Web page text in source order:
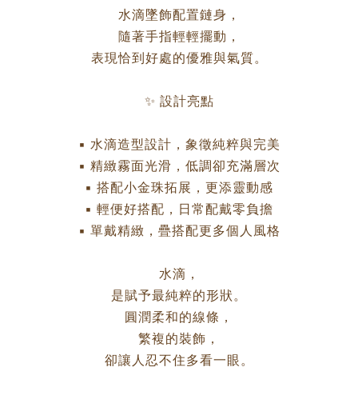
水滴墜飾配置鏈身，
隨著手指輕輕擺動，
表現恰到好處的優雅與氣質。
✨ 設計亮點
▪ 水滴造型設計，象徵純粹與完美
▪ 精緻霧面光滑，低調卻充滿層次
▪ 搭配小金珠拓展，更添靈動感
▪ 輕便好搭配，日常配戴零負擔
▪ 單戴精緻，疊搭配更多個人風格
水滴，
是賦予最純粹的形狀。
圓潤柔和的線條，
繁複的裝飾，
卻讓人忍不住多看一眼。